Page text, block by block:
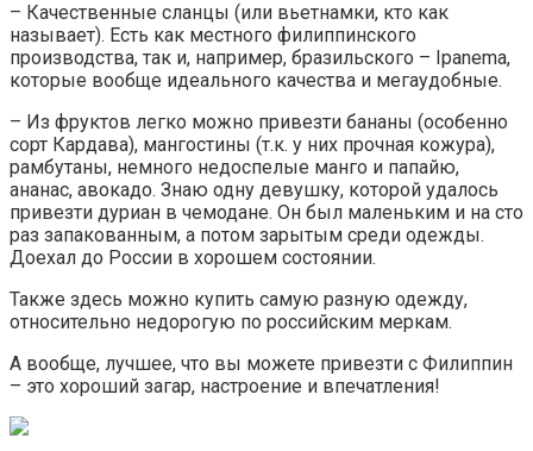
– Качественные сланцы (или вьетнамки, кто как
называет). Есть как местного филиппинского
производства, так и, например, бразильского – Ipanema,
которые вообще идеального качества и мегаудобные.
– Из фруктов легко можно привезти бананы (особенно
сорт Кардава), мангостины (т.к. у них прочная кожура),
рамбутаны, немного недоспелые манго и папайю,
ананас, авокадо. Знаю одну девушку, которой удалось
привезти дуриан в чемодане. Он был маленьким и на сто
раз запакованным, а потом зарытым среди одежды.
Доехал до России в хорошем состоянии.
Также здесь можно купить самую разную одежду,
относительно недорогую по российским меркам.
А вообще, лучшее, что вы можете привезти с Филиппин
– это хороший загар, настроение и впечатления!